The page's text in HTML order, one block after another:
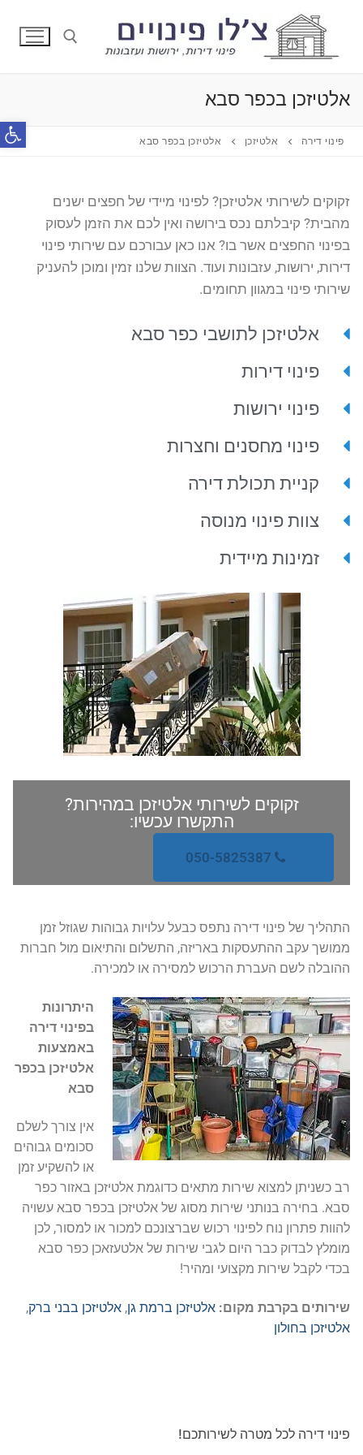
אלטיזכן בכפר סבא
פינוי דירה אלטיזכן אלטיזכן בכפר סבא
זקוקים לשירותי אלטיזכן? לפינוי מיידי של חפצים ישנים
מהבית? קיבלתם נכס בירושה ואין לכם את הזמן לעסוק
בפינוי החפצים אשר בו? אנו כאן עבורכם עם שירותי פינוי
דירות, ירושות, עזבונות ועוד. הצוות שלנו זמין ומוכן להעניק
שירותי פינוי במגוון תחומים.
אלטיזכן לתושבי כפר סבא
פינוי דירות
פינוי ירושות
פינוי מחסנים וחצרות
קניית תכולת דירה
צוות פינוי מנוסה
זמינות מיידית
זקוקים לשירותי אלטיזכן במהירות?
התקשרו עכשיו:
050-5825387
התהליך של פינוי דירה נתפס כבעל עלויות גבוהות שגוזל זמן
ממושך עקב ההתעסקות באריזה, התשלום והתיאום מול חברות
ההובלה לשם העברת הרכוש למסירה או למכירה.
היתרונות
בפינוי דירה
באמצעות
אלטיזכן בכפר
סבא
אין צורך לשלם
סכומים גבוהים
או להשקיע זמן
רב כשניתן למצוא שירות מתאים כדוגמת אלטיזכן באזור כפר
סבא. בחירה בנותני שירות מסוג של אלטיזכן בכפר סבא עשויה
להוות פתרון נוח לפינוי רכוש שברצונכם למכור או למסור, לכן
מומלץ לבדוק כבר היום לגבי שירות של אלטעזאכן כפר סבא
בכדי לקבל שירות מקצועי ומהיר!
שירותים בקרבת מקום: אלטיזכן ברמת גן, אלטיזכן בבני ברק,
אלטיזכן בחולון
פינוי דירה לכל מטרה לשירותכם!
פתח